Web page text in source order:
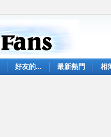
好友的... 最新熱門 相